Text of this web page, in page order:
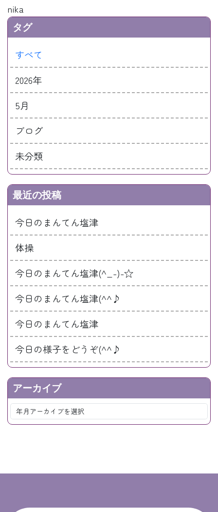
nika
タグ
すべて
2026年
5月
ブログ
未分類
最近の投稿
今日のまんてん塩津
体操
今日のまんてん塩津(^_-)-☆
今日のまんてん塩津(^^♪
今日のまんてん塩津
今日の様子をどうぞ(^^♪
アーカイブ